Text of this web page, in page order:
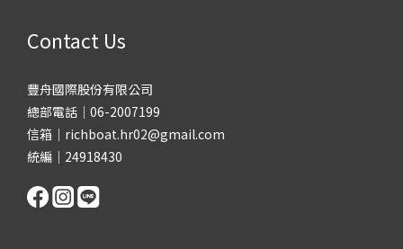
Contact Us
豐舟國際股份有限公司
總部電話｜06-2007199
信箱｜richboat.hr02@gmail.com
統編｜24918430